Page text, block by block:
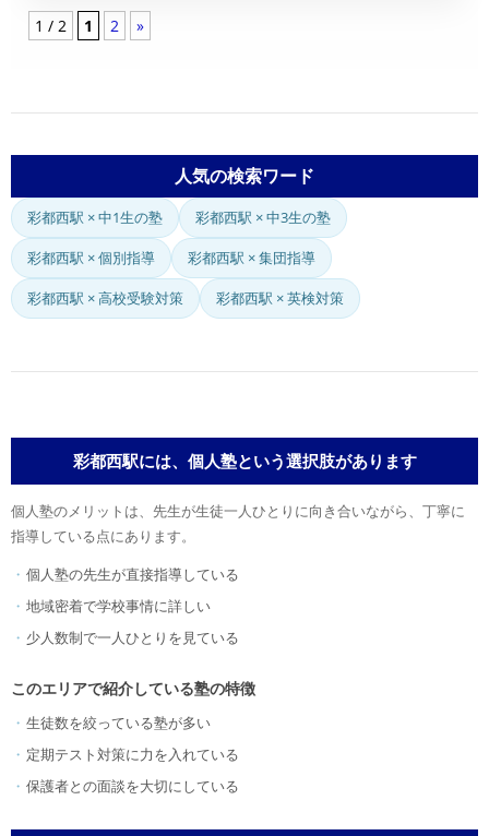
1 / 2 1 2 »
人気の検索ワード
彩都西駅 × 中1生の塾 彩都西駅 × 中3生の塾
彩都西駅 × 個別指導 彩都西駅 × 集団指導
彩都西駅 × 高校受験対策 彩都西駅 × 英検対策
彩都西駅には、個人塾という選択肢があります
個人塾のメリットは、先生が生徒一人ひとりに向き合いながら、丁寧に
指導している点にあります。
個人塾の先生が直接指導している
地域密着で学校事情に詳しい
少人数制で一人ひとりを見ている
このエリアで紹介している塾の特徴
生徒数を絞っている塾が多い
定期テスト対策に力を入れている
保護者との面談を大切にしている